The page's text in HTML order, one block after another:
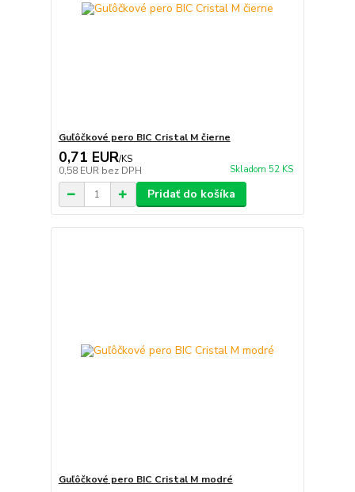
Guľôčkové pero BIC Cristal M čierne
0,71 EUR/KS
0,58 EUR bez DPH Skladom 52 KS
Pridať do košíka
Guľôčkové pero BIC Cristal M modré